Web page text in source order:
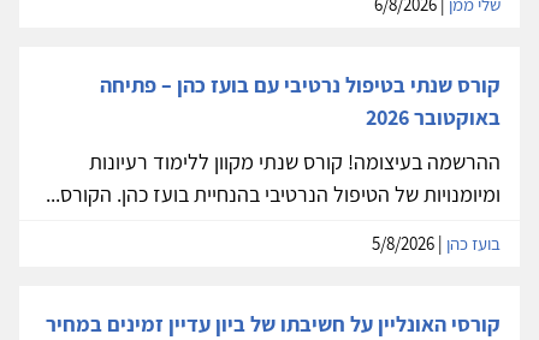
שלי ממן
קורס שנתי בטיפול נרטיבי עם בועז כהן – פתיחה
באוקטובר 2026
ההרשמה בעיצומה! קורס שנתי מקוון ללימוד רעיונות
ומיומנויות של הטיפול הנרטיבי בהנחיית בועז כהן. הקורס...
בועז כהן
קורסי האונליין על חשיבתו של ביון עדיין זמינים במחיר